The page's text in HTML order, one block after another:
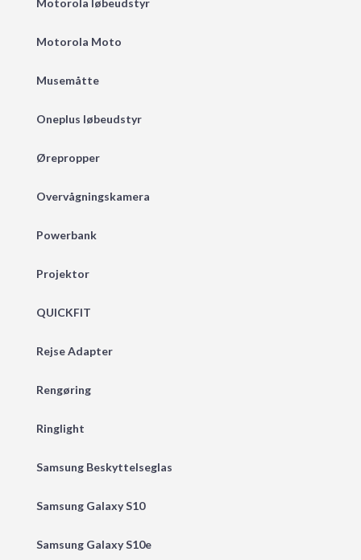
Motorola løbeudstyr
Motorola Moto
Musemåtte
Oneplus løbeudstyr
Ørepropper
Overvågningskamera
Powerbank
Projektor
QUICKFIT
Rejse Adapter
Rengøring
Ringlight
Samsung Beskyttelseglas
Samsung Galaxy S10
Samsung Galaxy S10e